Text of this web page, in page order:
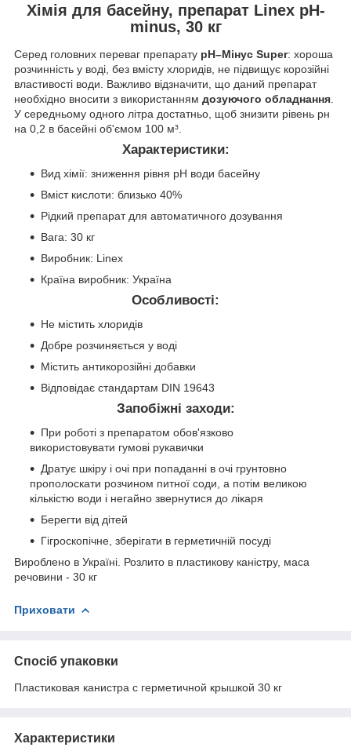
Хімія для басейну, препарат Linex pH-
minus, 30 кг
Серед головних переваг препарату pH–Мінус Super: хороша
розчинність у воді, без вмісту хлоридів, не підвищує корозійні
властивості води. Важливо відзначити, що даний препарат
необхідно вносити з використанням дозуючого обладнання.
У середньому одного літра достатньо, щоб знизити рівень рн
на 0,2 в басейні об'ємом 100 м³.
Характеристики:
Вид хімії: зниження рівня рН води басейну
Вміст кислоти: близько 40%
Рідкий препарат для автоматичного дозування
Вага: 30 кг
Виробник: Linex
Країна виробник: Україна
Особливості:
Не містить хлоридів
Добре розчиняється у воді
Містить антикорозійні добавки
Відповідає стандартам DIN 19643
Запобіжні заходи:
При роботі з препаратом обов'язково
використовувати гумові рукавички
Дратує шкіру і очі при попаданні в очі грунтовно
прополоскати розчином питної соди, а потім великою
кількістю води і негайно звернутися до лікаря
Берегти від дітей
Гігроскопічне, зберігати в герметичній посуді
Вироблено в Україні. Розлито в пластикову каністру, маса
речовини - 30 кг
Приховати
Спосіб упаковки
Пластиковая канистра с герметичной крышкой 30 кг
Характеристики